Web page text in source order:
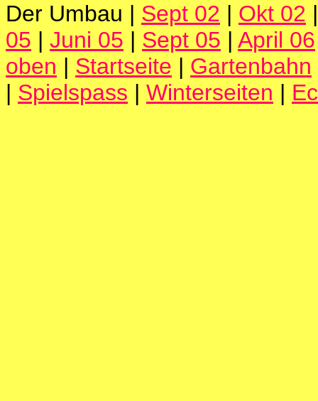
Der Umbau | Sept 02 | Okt 02
05 | Juni 05 | Sept 05 | April 06
oben | Startseite | Gartenbahn
| Spielspass | Winterseiten |